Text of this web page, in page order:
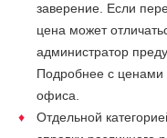
заверение. Если
цена может
администратор
Подробнее с ценами
офиса.
Отдельной